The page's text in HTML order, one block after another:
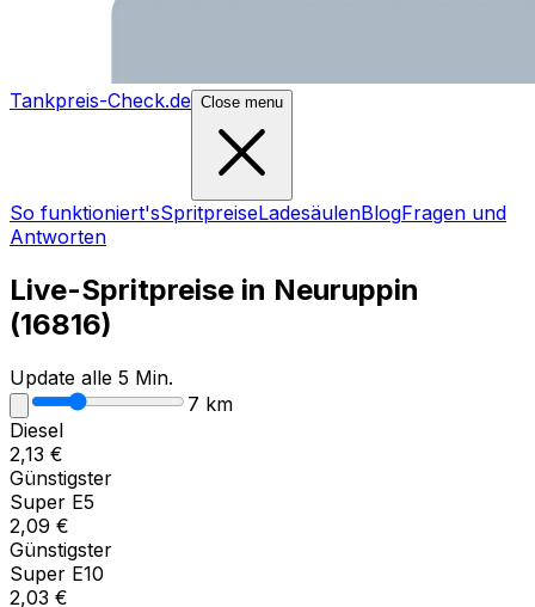
Tankpreis-Check.de Close menu
So funktioniert'sSpritpreiseLadesäulenBlogFragen und
Antworten
Live-Spritpreise in Neuruppin
(16816)
Update alle 5 Min.
7 km
Diesel
2,13 €
Günstigster
Super E5
2,09 €
Günstigster
Super E10
2,03 €